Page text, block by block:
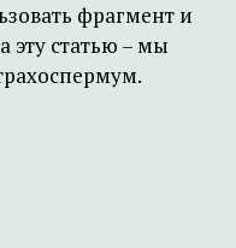
фрагмент и
эту статью – мы